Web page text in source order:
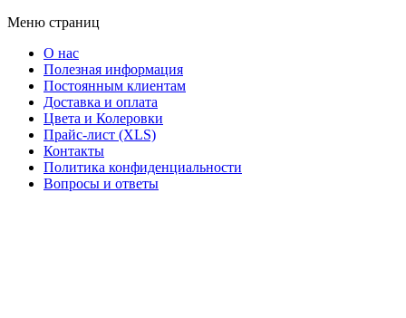
Меню страниц
О нас
Полезная информация
Постоянным клиентам
Доставка и оплата
Цвета и Колеровки
Прайс-лист (XLS)
Контакты
Политика конфиденциальности
Вопросы и ответы